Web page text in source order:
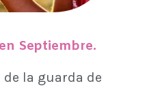
Septiembre.
de la guarda de